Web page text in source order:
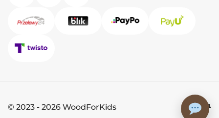
© 2023 - 2026 WoodForKids